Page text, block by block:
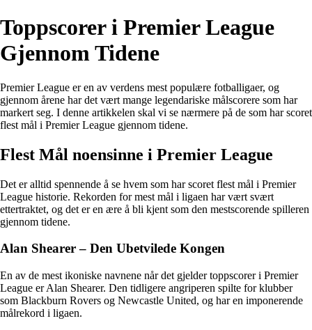
Toppscorer i Premier League
Gjennom Tidene
Premier League er en av verdens mest populære fotballigaer, og
gjennom årene har det vært mange legendariske målscorere som har
markert seg. I denne artikkelen skal vi se nærmere på de som har scoret
flest mål i Premier League gjennom tidene.
Flest Mål noensinne i Premier League
Det er alltid spennende å se hvem som har scoret flest mål i Premier
League historie. Rekorden for mest mål i ligaen har vært svært
ettertraktet, og det er en ære å bli kjent som den mestscorende spilleren
gjennom tidene.
Alan Shearer – Den Ubetvilede Kongen
En av de mest ikoniske navnene når det gjelder toppscorer i Premier
League er Alan Shearer. Den tidligere angriperen spilte for klubber
som Blackburn Rovers og Newcastle United, og har en imponerende
målrekord i ligaen.